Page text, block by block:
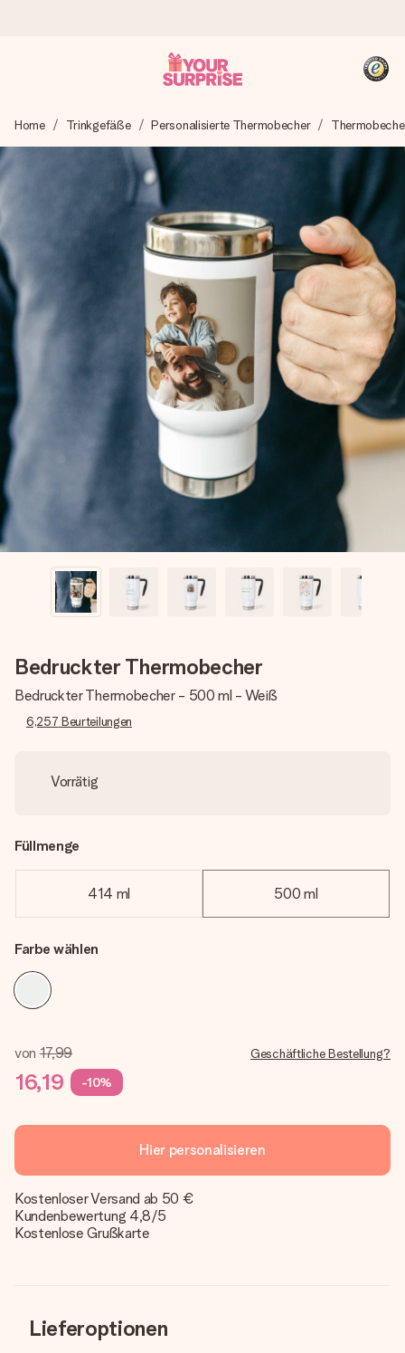
Wir bereiten dein Geschenk sorgfältig vor und schicken es
blitzschnell – damit du es genau zum richtigen Zeitpunkt
überreichen kannst, wenn es am meisten zählt.
4,8 (basierend auf +15.000 Bewertungen)
Unsere Geschenke begeistern. Kunden bewerten uns mit
4,8 bei Google Reviews (Gesamtergebnis aller Länder, in
die wir versenden).
+49 39292 929695
Montag - Freitag : 8:30 - 17:00 Uhr
Samstag - Sonntag : 8:30 - 13:00 Uhr
Home Trinkgefäße Personalisierte Thermobecher
Bedruckter Thermobecher
Bedruckter Thermobecher - 500 ml - Weiß
6,257 Beurteilungen
Vorrätig
Füllmenge
414 ml 500 ml
Farbe wählen
von 17,99
16,19 -10%
Geschäftliche Bestellung?
Hier personalisieren
Kostenloser Versand ab 50 €
Kundenbewertung 4,8/5
Kostenlose Grußkarte
Lieferoptionen